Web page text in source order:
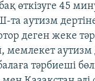
өткізуге 45
та аутизм
деген жеке
мемлекет аутизм
тәрбиеші